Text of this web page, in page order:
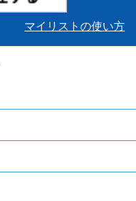
マイリストの使い方